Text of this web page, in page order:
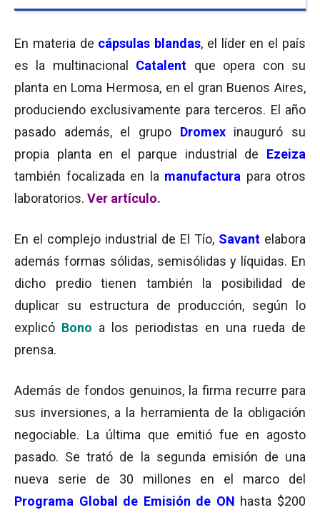
En materia de cápsulas blandas, el líder en el país
es la multinacional Catalent que opera con su
planta en Loma Hermosa, en el gran Buenos Aires,
produciendo exclusivamente para terceros. El año
pasado además, el grupo Dromexinauguró su
propia planta en el parque industrial de Ezeiza
también focalizada en la manufactura para otros
laboratorios. Ver artículo.
En el complejo industrial de El Tío, Savant elabora
además formas sólidas, semisólidas y líquidas. En
dicho predio tienen también la posibilidad de
duplicar su estructura de producción, según lo
explicó Bono a los periodistas en una rueda de
prensa.
Además de fondos genuinos, la firma recurre para
sus inversiones, a la herramienta de la obligación
negociable. La última que emitió fue en agosto
pasado. Se trató de la segunda emisión de una
nueva serie de 30 millones en el marco del
Programa Global de Emisión de ON hasta $200